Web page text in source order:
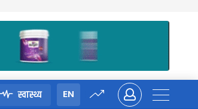
स्वास्थ्य EN